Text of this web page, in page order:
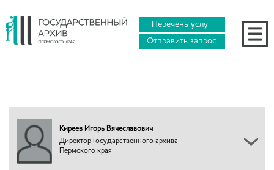
Перечень услуг
Отправить запрос
Киреев Игорь Вячеславович
Директор Государственного архива
Пермского края